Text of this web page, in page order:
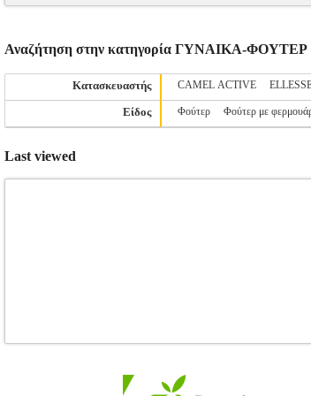
Αναζήτηση στην κατηγορία ΓΥΝΑΙΚΑ-ΦΟΥΤΕΡ
Κατασκευαστής CAMEL ACTIVE
Είδος Φούτερ Φούτερ με
Last viewed
λαιμόκοψη. Στο μπροστινό μέρος διαθέτει